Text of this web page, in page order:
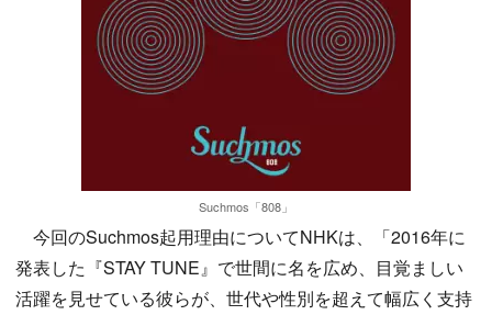
Suchmos「808」
今回のSuchmos起用理由についてNHKは、「2016年に
発表した『STAY TUNE』で世間に名を広め、目覚ましい
活躍を見せている彼らが、世代や性別を超えて幅広く支持